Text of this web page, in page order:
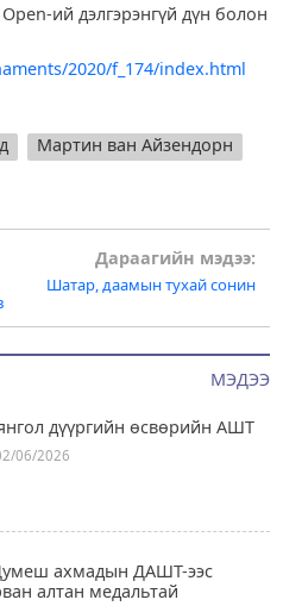
МЭДЭЭ
дүүргийн өсвөрийн АШТ
06/2026
ахмадын ДАШТ-ээс
алтан медальтай
ий дэлгэрэнгүй дүн болон
2020/f_174/index.html
Мартин ван Айзендорн
Дараагийн мэдээ:
Шатар, даамын тухай сонин